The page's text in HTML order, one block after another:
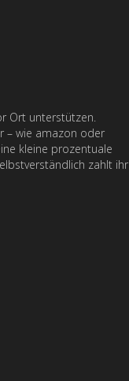
Ort unterstützen.
– wie amazon oder
kleine prozentuale
zahlt ihr